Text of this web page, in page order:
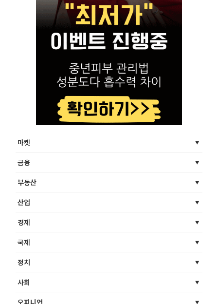
마켓
금융
부동산
산업
경제
국제
정치
사회
오피니언